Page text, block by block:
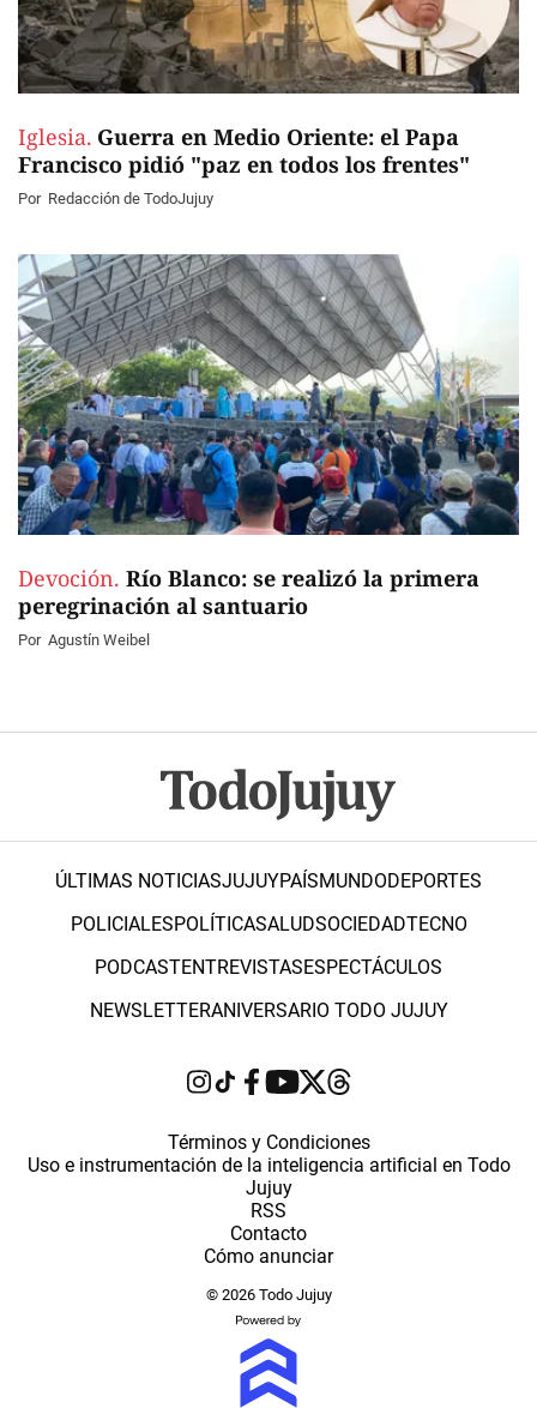
Iglesia. Guerra en Medio Oriente: el Papa
Francisco pidió "paz en todos los frentes"
Por Redacción de TodoJujuy
Devoción. Río Blanco: se realizó la primera
peregrinación al santuario
Por Agustín Weibel
ÚLTIMAS NOTICIASJUJUYPAÍSMUNDODEPORTES
POLICIALESPOLÍTICASALUDSOCIEDADTECNO
PODCASTENTREVISTASESPECTÁCULOS
NEWSLETTERANIVERSARIO TODO JUJUY
Términos y Condiciones
Uso e instrumentación de la inteligencia artificial en Todo
Jujuy
RSS
Contacto
Cómo anunciar
© 2026 Todo Jujuy